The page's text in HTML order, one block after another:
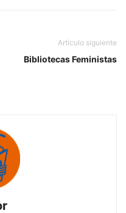
Artículo siguiente
Bibliotecas Feministas